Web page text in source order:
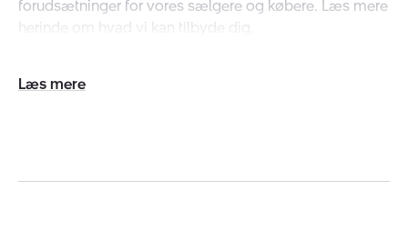
forudsætninger for vores sælgere og købere. Læs mere
herinde om hvad vi kan tilbyde dig.